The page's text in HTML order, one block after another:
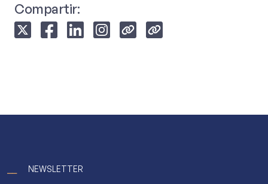
Compartir:
NEWSLETTER